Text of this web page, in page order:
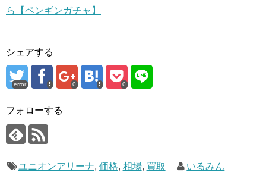
ら【ペンギンガチャ】
シェアする
error 0 0
フォローする
ユニオンアリーナ, 価格, 相場, 買取 いるみん